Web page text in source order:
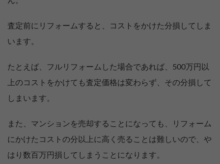
査定前にリフォームすると、コストをかけた分損してしま
います。
たとえば、フルリフォームした場合であれば、500万円以
上のコストをかけても査定価格は変わらず、その分損して
しまいます。
また、マンションを売却することになっても、リフォーム
にかけたコストの分以上に高く売ることは難しいので、や
はり数百万円損してしまうことになります。